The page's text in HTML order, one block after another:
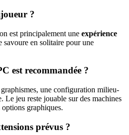
?
est principalement une expérience
savoure en solitaire pour une
est recommandée ?
une configuration milieu-
Le jeu reste jouable sur des machines
options graphiques.
prévus ?